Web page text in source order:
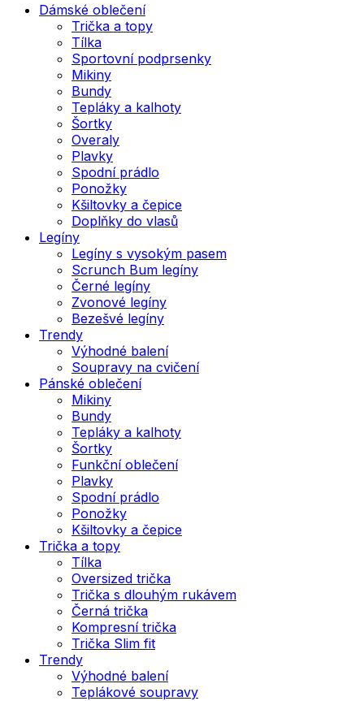
Dámské oblečení
Trička a topy
Tílka
Sportovní podprsenky
Mikiny
Bundy
Tepláky a kalhoty
Šortky
Overaly
Plavky
Spodní prádlo
Ponožky
Kšiltovky a čepice
Doplňky do vlasů
Legíny
Legíny s vysokým pasem
Scrunch Bum legíny
Černé legíny
Zvonové legíny
Bezešvé legíny
Trendy
Výhodné balení
Soupravy na cvičení
Pánské oblečení
Mikiny
Bundy
Tepláky a kalhoty
Šortky
Funkční oblečení
Plavky
Spodní prádlo
Ponožky
Kšiltovky a čepice
Trička a topy
Tílka
Oversized trička
Trička s dlouhým rukávem
Černá trička
Kompresní trička
Trička Slim fit
Trendy
Výhodné balení
Teplákové soupravy